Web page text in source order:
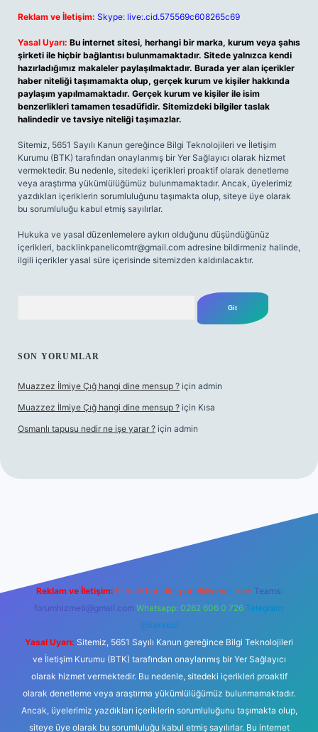
Reklam ve İletişim: Skype: live:.cid.575569c608265c69
Yasal Uyarı: Bu internet sitesi, herhangi bir marka, kurum veya şahıs
şirketi ile hiçbir bağlantısı bulunmamaktadır. Sitede yalnızca kendi
hazırladığımız makaleler paylaşılmaktadır. Burada yer alan içerikler
haber niteliği taşımamakta olup, gerçek kurum ve kişiler hakkında
paylaşım yapılmamaktadır. Gerçek kurum ve kişiler ile isim
benzerlikleri tamamen tesadüfidir. Sitemizdeki bilgiler taslak
halindedir ve tavsiye niteliği taşımazlar.
Sitemiz, 5651 Sayılı Kanun gereğince Bilgi Teknolojileri ve İletişim
Kurumu (BTK) tarafından onaylanmış bir Yer Sağlayıcı olarak hizmet
vermektedir. Bu nedenle, sitedeki içerikleri proaktif olarak denetleme
veya araştırma yükümlülüğümüz bulunmamaktadır. Ancak, üyelerimiz
yazdıkları içeriklerin sorumluluğunu taşımakta olup, siteye üye olarak
bu sorumluluğu kabul etmiş sayılırlar.
Hukuka ve yasal düzenlemelere aykırı olduğunu düşündüğünüz
içerikleri, backlinkpanelicomtr@gmail.com adresine bildirmeniz halinde,
ilgili içerikler yasal süre içerisinde sitemizden kaldırılacaktır.
SON YORUMLAR
Muazzez İlmiye Çığ hangi dine mensup ? için admin
Muazzez İlmiye Çığ hangi dine mensup ? için Kısa
Osmanlı tapusu nedir ne işe yarar ? için admin
m elexbet
Reklam ve İletişim: E-mail: backlinkpaneli@gmail.com Teams:
forumhizmeti@gmail.com Whatsapp: 0262 606 0 726 Telegram:
@karabul
Yasal Uyarı: Sitemiz, 5651 Sayılı Kanun gereğince Bilgi Teknolojileri
ve İletişim Kurumu (BTK) tarafından onaylanmış bir Yer Sağlayıcı
olarak hizmet vermektedir. Bu nedenle, sitedeki içerikleri proaktif
olarak denetleme veya araştırma yükümlülüğümüz bulunmamaktadır.
Ancak, üyelerimiz yazdıkları içeriklerin sorumluluğunu taşımakta olup,
siteye üye olarak bu sorumluluğu kabul etmiş sayılırlar. Bu internet